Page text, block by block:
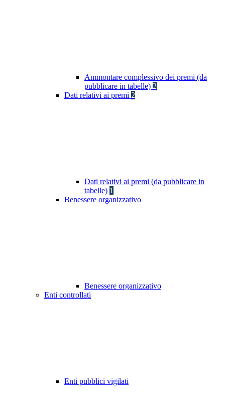
Ammontare complessivo dei premi (da
pubblicare in tabelle) 2
Dati relativi ai premi 2
Dati relativi ai premi (da pubblicare in
tabelle) 1
Benessere organizzativo
Benessere organizzativo
Enti controllati
Enti pubblici vigilati